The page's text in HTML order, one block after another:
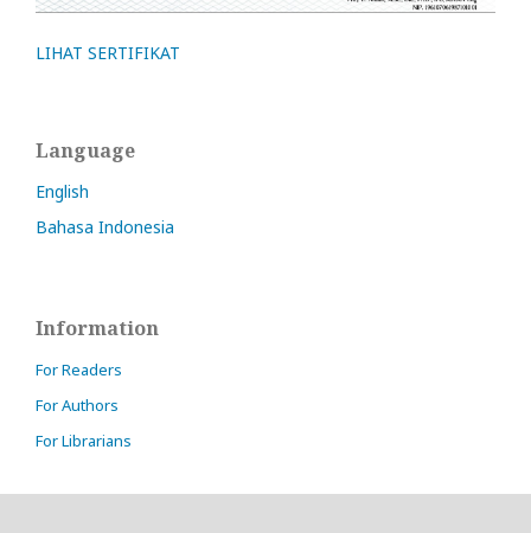
LIHAT SERTIFIKAT
Language
English
Bahasa Indonesia
Information
For Readers
For Authors
For Librarians